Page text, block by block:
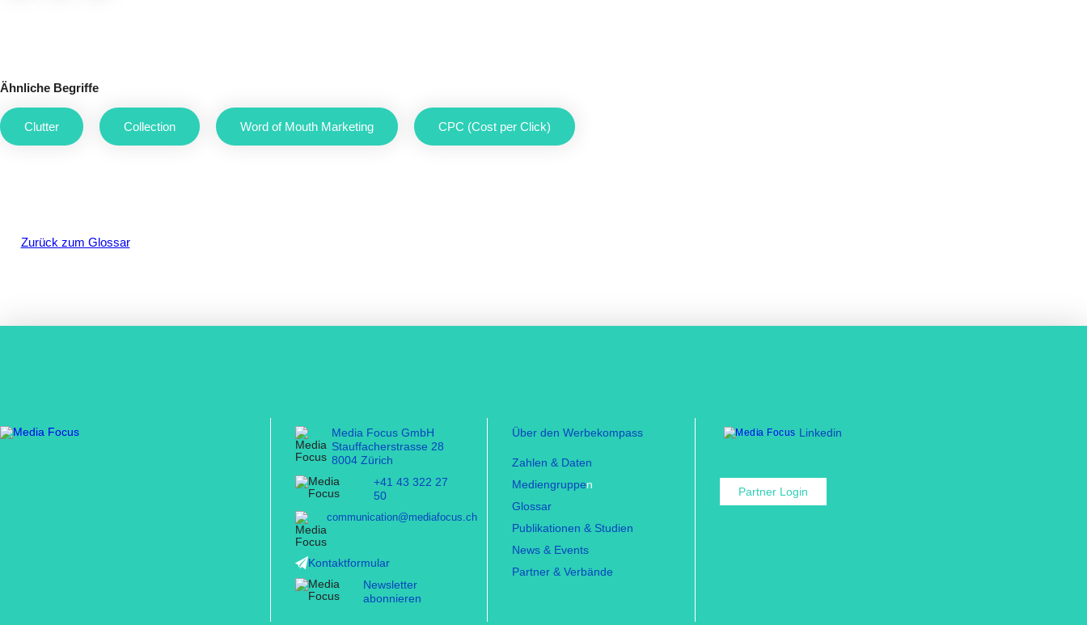
Ähnliche Begriffe
Clutter Collection Word of Mouth Marketing CPC (Cost per Click)
Zurück zum Glossar
Media Focus GmbH
Stauffacherstrasse 28
8004 Zürich
+41 43 322 27
50
communication@mediafocus.ch
Kontaktformular
Newsletter
abonnieren
Über den Werbekompass
Zahlen & Daten
Mediengruppen
Glossar
Publikationen & Studien
News & Events
Partner & Verbände
Linkedin
Partner Login